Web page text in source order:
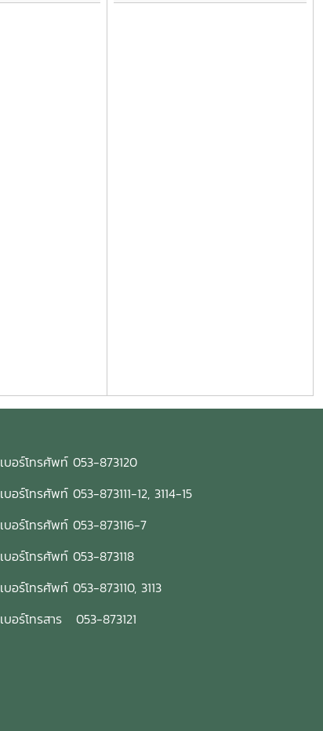
เบอร์โทรศัพท์ 053-873120
เบอร์โทรศัพท์ 053-873111-12, 3114-15
เบอร์โทรศัพท์ 053-873116-7
เบอร์โทรศัพท์ 053-873118
เบอร์โทรศัพท์ 053-873110, 3113
เบอร์โทรสาร 053-873121